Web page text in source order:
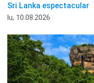
Sri Lanka espectacular
lu, 10.08.2026